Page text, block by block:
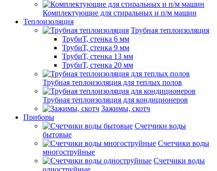
Комплектующие для стиральных и п/м машин
Теплоизоляция
Трубная теплоизоляция
ТрубиТ, стенка 6 мм
ТрубиТ, стенка 9 мм
ТрубиТ, стенка 13 мм
ТрубиТ, стенка 20 мм
Трубная теплоизоляция для теплых полов
Трубная теплоизоляция для кондиционеров
Зажимы, скотч
Приборы
Счетчики воды
бытовые
Счетчики воды
многоструйные
Счетчики воды
одноструйные